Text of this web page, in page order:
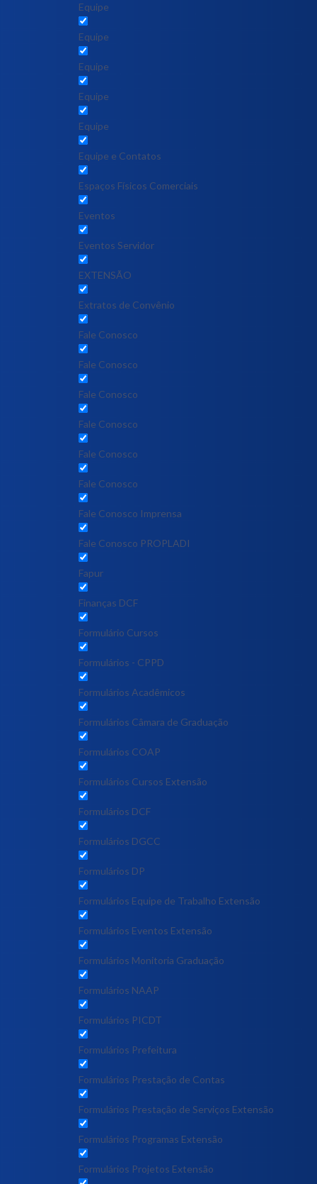
Equipe
Equipe
Equipe
Equipe
Equipe
Equipe e Contatos
Espaços Físicos Comerciais
Eventos
Eventos Servidor
EXTENSÃO
Extratos de Convênio
Fale Conosco
Fale Conosco
Fale Conosco
Fale Conosco
Fale Conosco
Fale Conosco
Fale Conosco Imprensa
Fale Conosco PROPLADI
Fapur
Finanças DCF
Formulário Cursos
Formulários - CPPD
Formulários Acadêmicos
Formulários Câmara de Graduação
Formulários COAP
Formulários Cursos Extensão
Formulários DCF
Formulários DGCC
Formulários DP
Formulários Equipe de Trabalho Extensão
Formulários Eventos Extensão
Formulários Monitoria Graduação
Formulários NAAP
Formulários PICDT
Formulários Prefeitura
Formulários Prestação de Contas
Formulários Prestação de Serviços Extensão
Formulários Programas Extensão
Formulários Projetos Extensão